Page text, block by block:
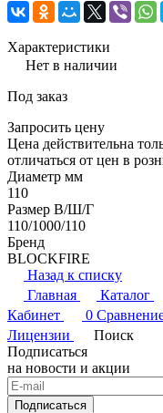
Характеристики
Нет в наличии
Под заказ
Запросить цену
Цена действительна
отличаться от цен в
Диаметр мм
110
Размер В/Ш/Г
110/1000/110
Бренд
BLOCKFIRE
Назад к списку
Главная
Каталог
Кабинет
0
Лицензии
Поиск
Подписаться
на новости и акции
Подписаться